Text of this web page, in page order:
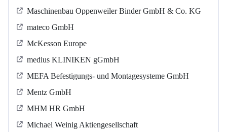
Maschinenbau Oppenweiler Binder GmbH & Co. KG
mateco GmbH
McKesson Europe
medius KLINIKEN gGmbH
MEFA Befestigungs- und Montagesysteme GmbH
Mentz GmbH
MHM HR GmbH
Michael Weinig Aktiengesellschaft